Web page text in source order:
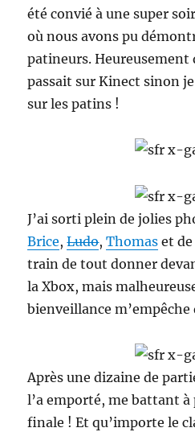
été convié à une super
où nous avons pu
patineurs. Heureusement
passait sur Kinect sinon
sur les patins !
J’ai sorti plein de jolies
Brice,Ludo,Thomas et de
train de tout donner
la Xbox, mais
bienveillance
Après une dizaine de
l’a emporté, me battant
finale ! Et qu’importe le